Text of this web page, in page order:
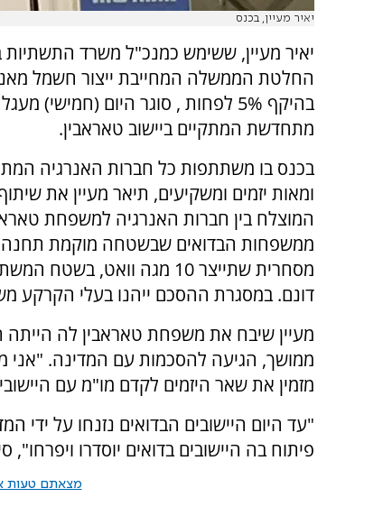
יאיר מעיין, בכנס
יאיר מעיין, ששימש כמנכ"ל משרד
החלטת הממשלה המחייבת ייצור חשמל
בהיקף 5% לפחות , סוגר היום (חמישי)
מתחדשת המתקיים ביישוב טאראבין.
בכנס בו משתתפות כל חברות האנרגיה
ומאות יזמים ומשקיעים, תיאר מעיין את
המוצלח בין חברות האנרגיה למשפחת
ממשפחות הבדואים שבשטחה מוקמת תחנה
דונם. במסגרת ההסכם ייהנו בעלי הקרקע
מעיין שיבח את משפחת טאראבין לה
ממושך, הגיעה להסכמות עם המדינה. "אני
מזמין את שאר היזמים לקדם מו"מ עם
"עד היום היישובים הבדואים נזנחו על ידי
פיתוח בה היישובים בדואים יוסדרו ויפרחו",
מצאתם טעות